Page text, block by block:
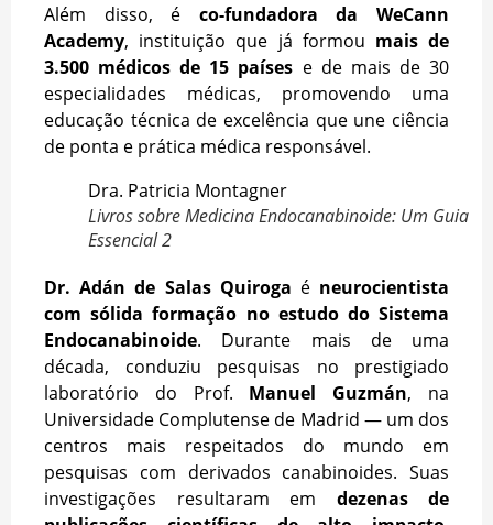
Além disso, é co-fundadora da WeCann
Academy, instituição que já formou mais de
3.500 médicos de 15 países e de mais de 30
especialidades médicas, promovendo uma
educação técnica de excelência que une ciência
de ponta e prática médica responsável.
Dra. Patricia Montagner
Livros sobre Medicina Endocanabinoide: Um Guia
Essencial 2
Dr. Adán de Salas Quiroga é neurocientista
com sólida formação no estudo do Sistema
Endocanabinoide. Durante mais de uma
década, conduziu pesquisas no prestigiado
laboratório do Prof. Manuel Guzmán, na
Universidade Complutense de Madrid — um dos
centros mais respeitados do mundo em
pesquisas com derivados canabinoides. Suas
investigações resultaram em dezenas de